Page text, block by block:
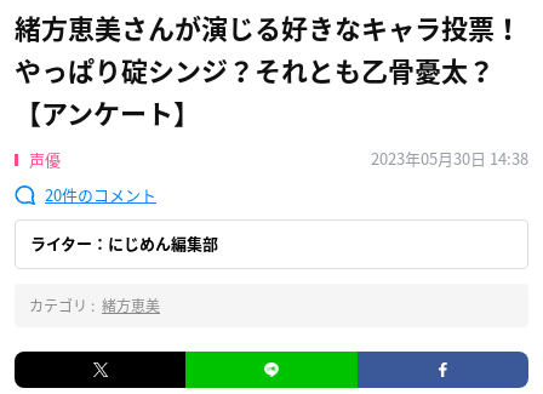
緒方恵美さんが演じる好きなキャラ投票！
やっぱり碇シンジ？それとも乙骨憂太？
【アンケート】
声優
2023年05月30日 14:38
20
ライター：にじめん編集部
カテゴリ : 緒方恵美